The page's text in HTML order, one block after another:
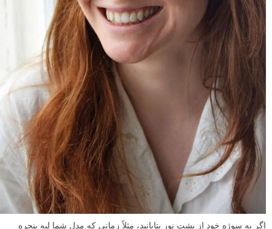
اگر به سوژه خود از پشت نور بتابانید، مثلاً زمانی که مدل شما لبه پنجره